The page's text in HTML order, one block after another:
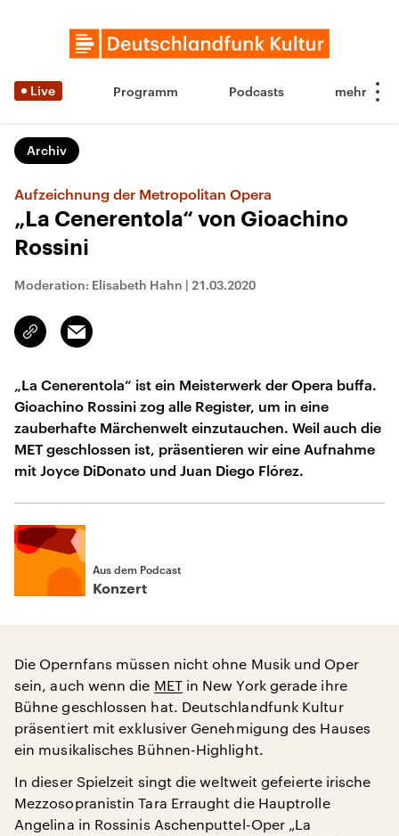
Live Programm Podcasts
Archiv
Aufzeichnung der Metropolitan Opera
„La Cenerentola“ von Gioachino
Rossini
Moderation: Elisabeth Hahn | 21.03.2020
Link
kopieren/teilen
Email
„La Cenerentola“ ist ein Meisterwerk der Opera buffa.
Gioachino Rossini zog alle Register, um in eine
zauberhafte Märchenwelt einzutauchen. Weil auch die
MET geschlossen ist, präsentieren wir eine Aufnahme
mit Joyce DiDonato und Juan Diego Flórez.
Aus dem Podcast
Konzert
Die Opernfans müssen nicht ohne Musik und Oper
sein, auch wenn die METin New York gerade ihre
Bühne geschlossen hat. Deutschlandfunk Kultur
präsentiert mit exklusiver Genehmigung des Hauses
ein musikalisches Bühnen-Highlight.
In dieser Spielzeit singt die weltweit gefeierte irische
Mezzosopranistin Tara Erraught die Hauptrolle
Angelina in Rossinis Aschenputtel-Oper „La